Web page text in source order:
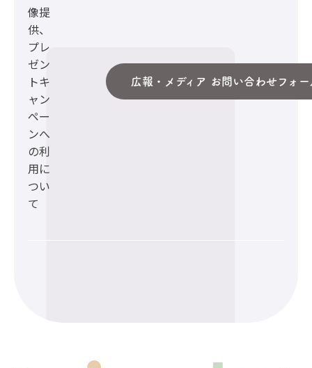
像提
供、
プレ
ゼン
トキ
ャン
ペー
ンへ
の利
用に
つい
て
広報・メディア お問い合わせフォー